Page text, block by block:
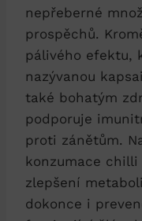
nepřeberné
prospěchů.
pálivého efektu,
nazývanou
také bohatým
podporuje
proti zánětům.
konzumace
zlepšení
dokonce i